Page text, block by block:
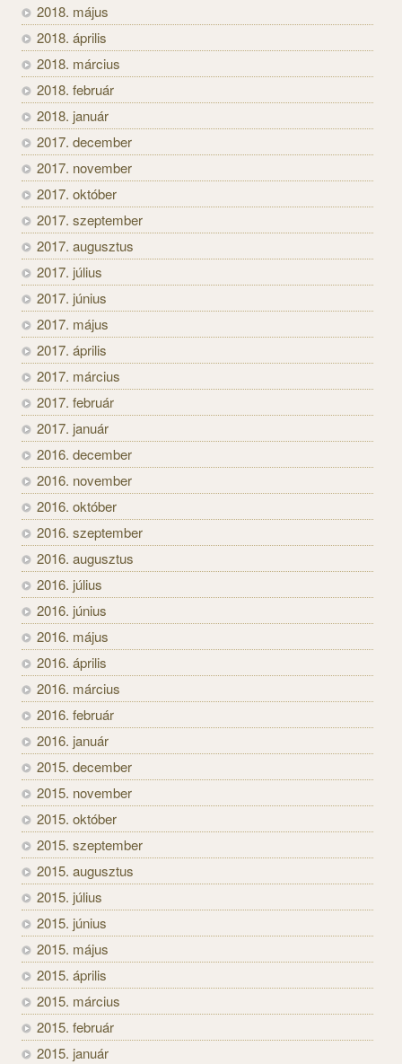
2018. május
2018. április
2018. március
2018. február
2018. január
2017. december
2017. november
2017. október
2017. szeptember
2017. augusztus
2017. július
2017. június
2017. május
2017. április
2017. március
2017. február
2017. január
2016. december
2016. november
2016. október
2016. szeptember
2016. augusztus
2016. július
2016. június
2016. május
2016. április
2016. március
2016. február
2016. január
2015. december
2015. november
2015. október
2015. szeptember
2015. augusztus
2015. július
2015. június
2015. május
2015. április
2015. március
2015. február
2015. január